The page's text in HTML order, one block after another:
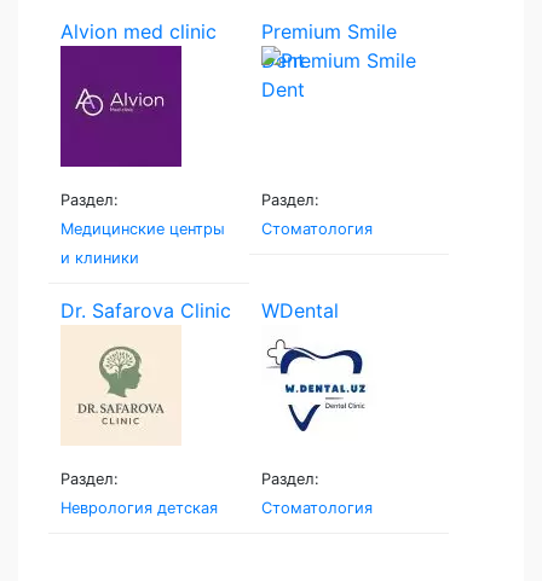
Alvion med clinic
Раздел:
Медицинские центры
и клиники
Premium Smile
Dent
Раздел:
Стоматология
Dr. Safarova Clinic
Раздел:
Неврология детская
WDental
Раздел:
Стоматология